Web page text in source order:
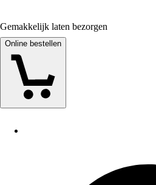
Gemakkelijk laten bezorgen
Online bestellen